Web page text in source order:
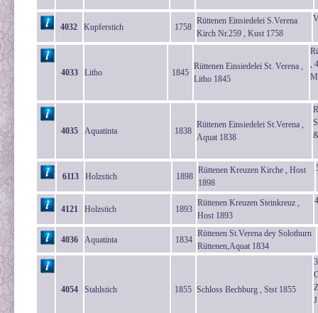
4032 Kupferstich 1758
Rüttenen Einsiedelei S.Verena
Kirch Nr.259 , Kust 1758
4033 Litho 1845
Rüttenen Einsiedelei St. Verena ,
Litho 1845
,
4035 Aquatinta 1838
Rüttenen Einsiedelei St.Verena ,
Aquat 1838
6113 Holzstich 1898
Rüttenen Kreuzen Kirche , Host
1898
4121 Holzstich 1893
Rüttenen Kreuzen Steinkreuz ,
Host 1893
4036 Aquatinta 1834
Rüttenen St.Verena dey Solothurn
Rüttenen,Aquat 1834
4054 Stahlstich 1855 Schloss Bechburg , Stst 1855